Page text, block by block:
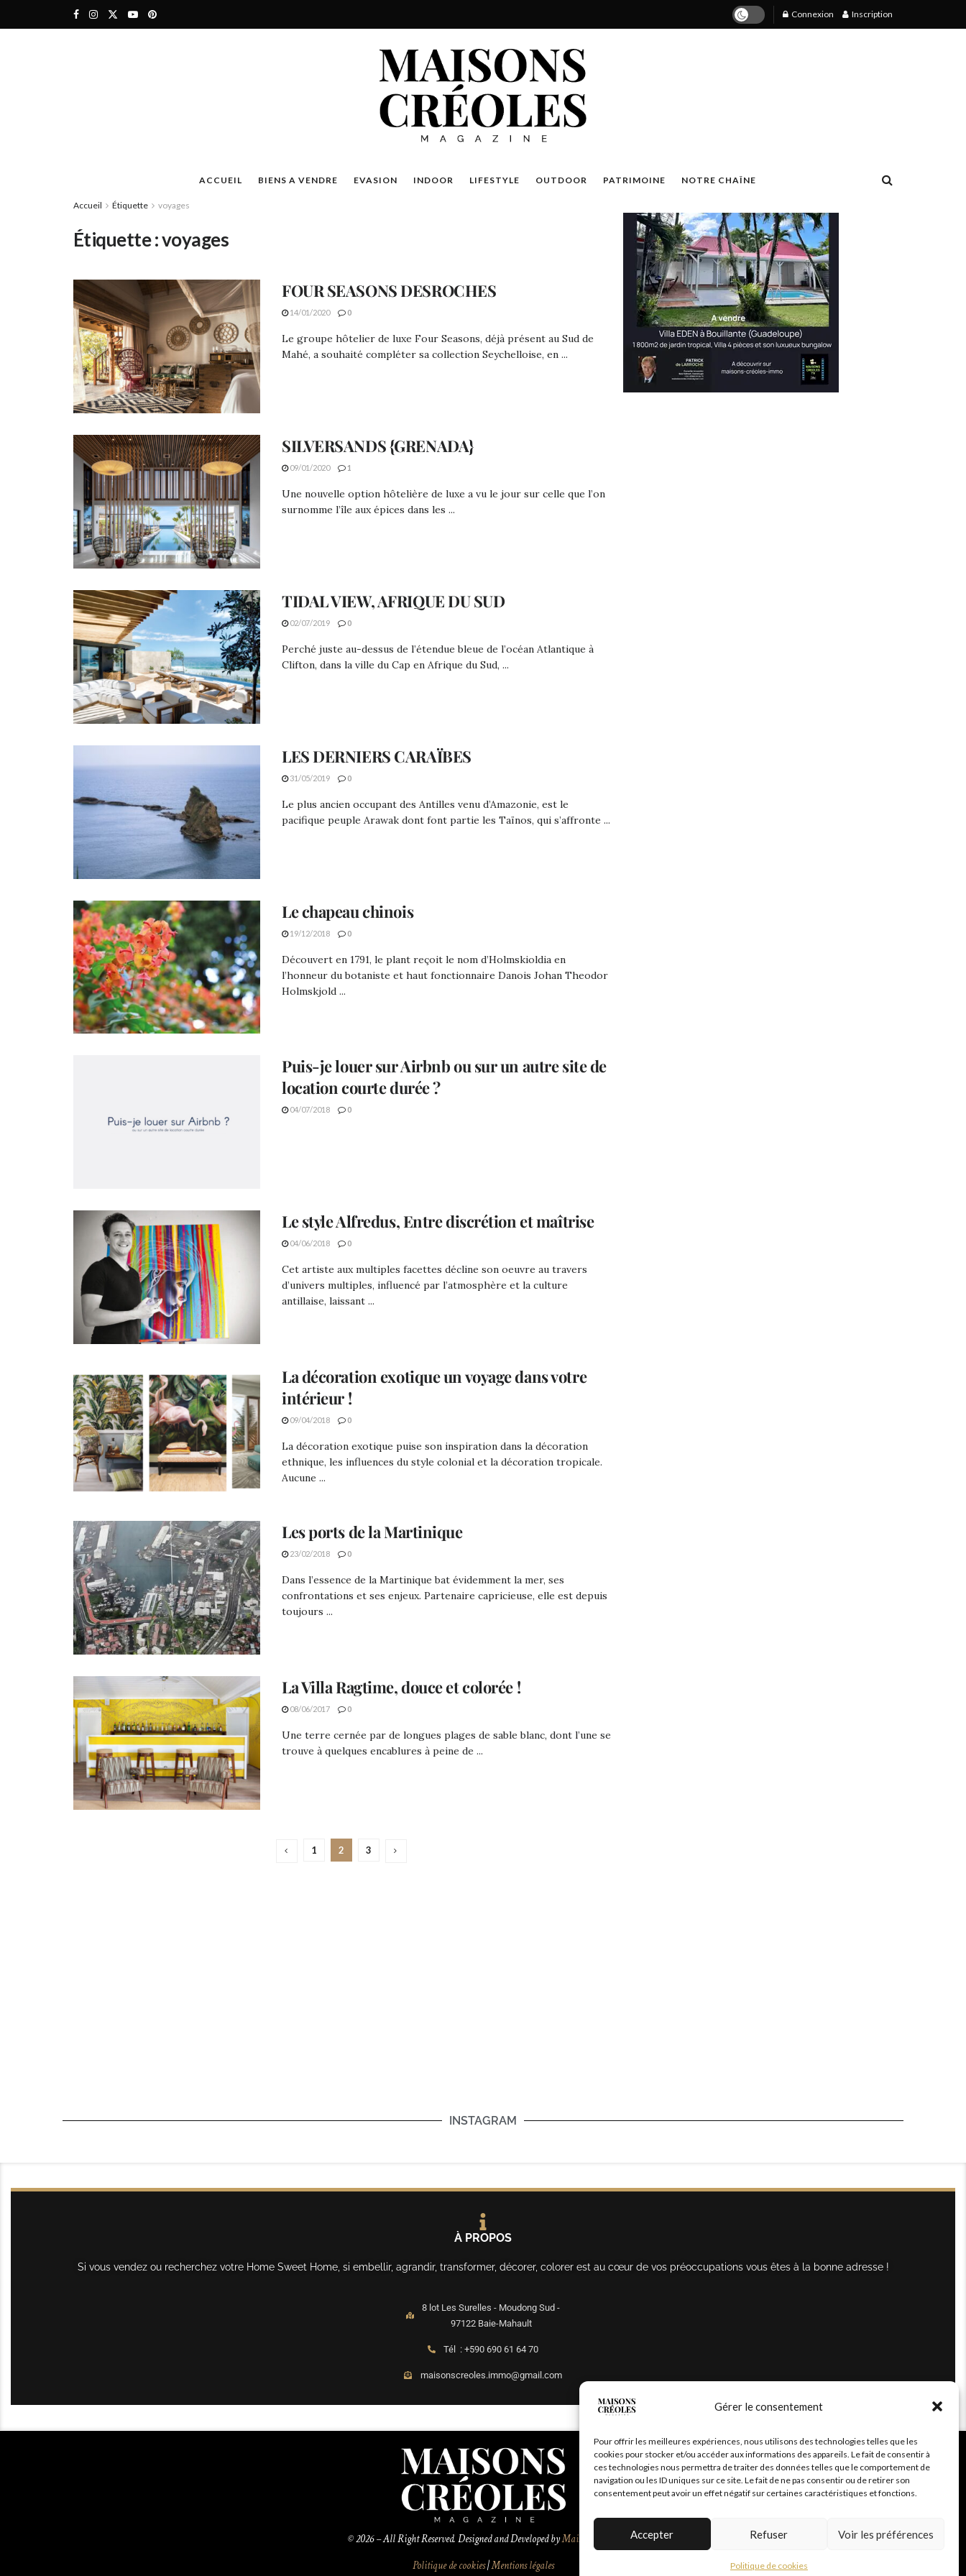
Gérer le consentement
Pour offrir les meilleures expériences, nous utilisons des technologies telles que les
cookies pour stocker et/ou accéder aux informations des appareils. Le fait de consentir à
ces technologies nous permettra de traiter des données telles que le comportement de
navigation ou les ID uniques sur ce site. Le fait de ne pas consentir ou de retirer son
consentement peut avoir un effet négatif sur certaines caractéristiques et fonctions.
Accepter Refuser Voir les préférences
Politique de cookies
Connexion Inscription
ACCUEIL BIENS A VENDRE EVASION INDOOR LIFESTYLE OUTDOOR PATRIMOINE NOTRE CHAÎNE
Accueil Étiquette voyages
Étiquette :voyages
FOUR SEASONS DESROCHES
14/01/2020 0
Le groupe hôtelier de luxe Four Seasons, déjà présent au Sud de
Mahé, a souhaité compléter sa collection Seychelloise, en ...
SILVERSANDS {GRENADA}
09/01/2020 1
Une nouvelle option hôtelière de luxe a vu le jour sur celle que l’on
surnomme l’île aux épices dans les ...
TIDAL VIEW, AFRIQUE DU SUD
02/07/2019 0
Perché juste au-dessus de l’étendue bleue de l’océan Atlantique à
Clifton, dans la ville du Cap en Afrique du Sud, ...
LES DERNIERS CARAÏBES
31/05/2019 0
Le plus ancien occupant des Antilles venu d’Amazonie, est le
pacifique peuple Arawak dont font partie les Taïnos, qui s’affronte ...
Le chapeau chinois
19/12/2018 0
Découvert en 1791, le plant reçoit le nom d’Holmskioldia en
l’honneur du botaniste et haut fonctionnaire Danois Johan Theodor
Holmskjold ...
Puis-je louer sur Airbnb ou sur un autre site de
location courte durée ?
04/07/2018 0
Le style Alfredus, Entre discrétion et maîtrise
04/06/2018 0
Cet artiste aux multiples facettes décline son oeuvre au travers
d’univers multiples, influencé par l’atmosphère et la culture
antillaise, laissant ...
La décoration exotique un voyage dans votre
intérieur !
09/04/2018 0
La décoration exotique puise son inspiration dans la décoration
ethnique, les influences du style colonial et la décoration tropicale.
Aucune ...
Les ports de la Martinique
23/02/2018 0
Dans l’essence de la Martinique bat évidemment la mer, ses
confrontations et ses enjeux. Partenaire capricieuse, elle est depuis
toujours ...
La Villa Ragtime, douce et colorée !
08/06/2017 0
Une terre cernée par de longues plages de sable blanc, dont l’une se
trouve à quelques encablures à peine de ...
1 2 3
INSTAGRAM
À PROPOS
Si vous vendez ou recherchez votre Home Sweet Home, si embellir, agrandir, transformer, décorer, colorer est au cœur de vos préoccupations vous êtes à la bonne adresse !
8 lot Les Surelles - Moudong Sud -
97122 Baie-Mahault
Tél : +590 690 61 64 70
maisonscreoles.immo@gmail.com
© 2026 – All Right Reserved. Designed and Developed byMaisonCréoles
Politique de cookies|Mentions légales